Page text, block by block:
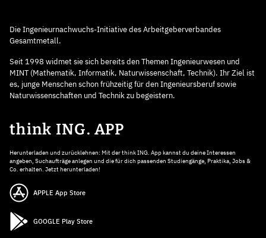
Die Ingenieurnachwuchs-Initiative des Arbeitgeberverbandes
Gesamtmetall.
Seit 1998 widmet sie sich bereits den Themen Ingenieurwesen und
MINT (Mathematik, Informatik, Naturwissenschaft, Technik). Ihr Ziel ist
es, junge Menschen schon frühzeitig für den Ingenieursberuf sowie
Naturwissenschaften und Technik zu begeistern.
think ING. APP
Herunterladen und zurücklehnen: Mit der think ING. App kannst du deine Interessen
angeben, Suchaufträge anlegen und die für dich passenden Studiengänge, Praktika, Jobs &
Co. erhalten. Jetzt herunterladen!
APPLE App Store
GOOGLE Play Store